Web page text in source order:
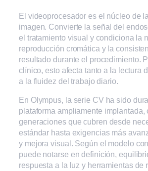
El videoprocesador es el núcleo de
imagen. Convierte la señal del
el tratamiento visual y condiciona la
reproducción cromática y la
resultado durante el procedimiento.
clínico, esto afecta tanto a la lectura
a la fluidez del trabajo diario.
En Olympus, la serie CV ha sido
plataforma ampliamente implantada,
generaciones que cubren desde
estándar hasta exigencias más
y mejora visual. Según el modelo
puede notarse en definición,
respuesta a la luz y herramientas de